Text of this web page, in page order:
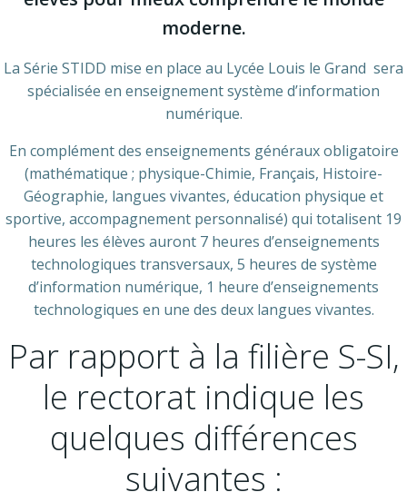
moderne.
La Série STIDD mise en place au Lycée Louis le Grand sera
spécialisée en enseignement système d’information
numérique.
En complément des enseignements généraux obligatoire
(mathématique ; physique-Chimie, Français, Histoire-
Géographie, langues vivantes, éducation physique et
sportive, accompagnement personnalisé) qui totalisent 19
heures les élèves auront 7 heures d’enseignements
technologiques transversaux, 5 heures de système
d’information numérique, 1 heure d’enseignements
technologiques en une des deux langues vivantes.
Par rapport à la filière S-SI,
le rectorat indique les
quelques différences
suivantes :